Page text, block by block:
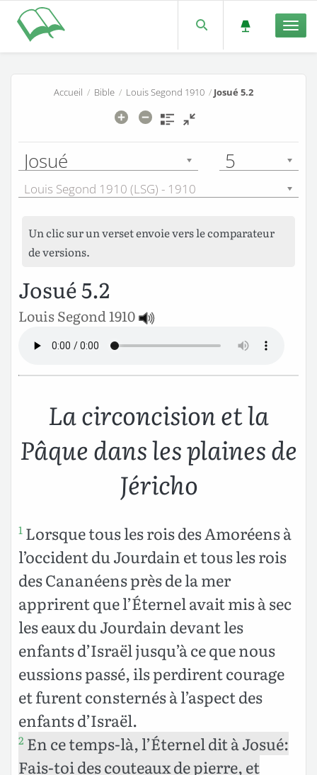
Accueil / Bible / Louis Segond 1910 / Josué 5.2
Josué 5
Louis Segond 1910 (LSG) - 1910
Un clic sur un verset envoie vers le comparateur
de versions.
Josué 5.2
Louis Segond 1910
La circoncision et la
Pâque dans les plaines de
Jéricho
1 Lorsque tous les rois des Amoréens à
l’occident du Jourdain et tous les rois
des Cananéens près de la mer
apprirent que l’Éternel avait mis à sec
les eaux du Jourdain devant les
enfants d’Israël jusqu’à ce que nous
eussions passé, ils perdirent courage
et furent consternés à l’aspect des
enfants d’Israël.
2 En ce temps-là, l’Éternel dit à Josué:
Fais-toi des couteaux de pierre, et